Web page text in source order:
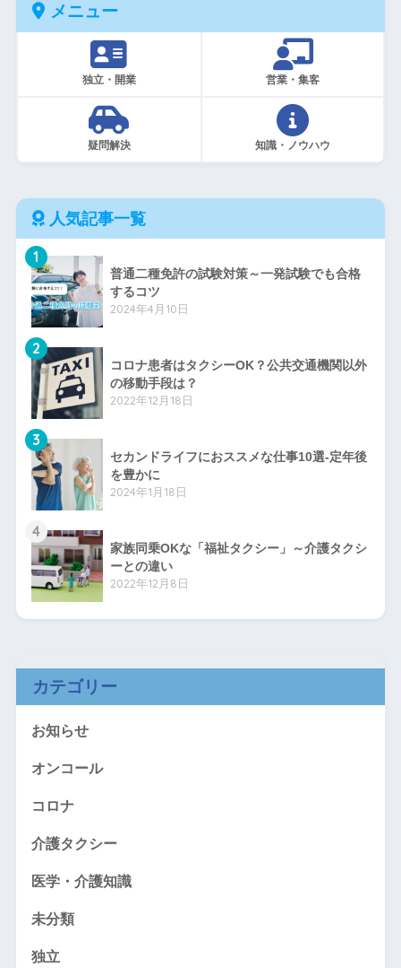
メニュー
独立・開業 営業・集客
疑問解決 知識・ノウハウ
人気記事一覧
1
普通二種免許の試験対策～一発試験でも合格
するコツ
2024年4月10日
2
コロナ患者はタクシーOK？公共交通機関以外
の移動手段は？
2022年12月18日
3
セカンドライフにおススメな仕事10選-定年後
を豊かに
2024年1月18日
4
家族同乗OKな「福祉タクシー」～介護タクシ
ーとの違い
2022年12月8日
カテゴリー
お知らせ
オンコール
コロナ
介護タクシー
医学・介護知識
未分類
独立